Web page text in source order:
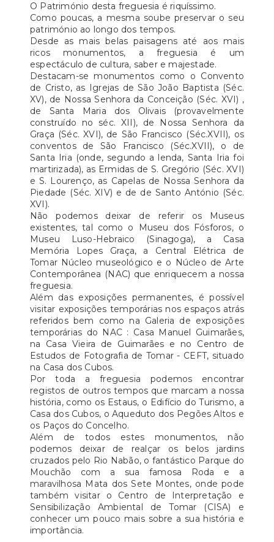
O Património desta freguesia é riquíssimo.
Como poucas, a mesma soube preservar o seu
património ao longo dos tempos.
Desde as mais belas paisagens até aos mais
ricos monumentos, a freguesia é um
espectáculo de cultura, saber e majestade.
Destacam-se monumentos como o Convento
de Cristo, as Igrejas de São João Baptista (Séc.
XV), de Nossa Senhora da Conceição (Séc. XVI) ,
de Santa Maria dos Olivais (provavelmente
construído no séc. XII), de Nossa Senhora da
Graça (Séc. XVI), de São Francisco (Séc.XVII), os
conventos de São Francisco (Séc.XVII), o de
Santa Iria (onde, segundo a lenda, Santa Iria foi
martirizada), as Ermidas de S. Gregório (Séc. XVI)
e S. Lourenço, as Capelas de Nossa Senhora da
Piedade (Séc. XIV) e de de Santo António (Séc.
XVI).
Não podemos deixar de referir os Museus
existentes, tal como o Museu dos Fósforos, o
Museu Luso-Hebraico (Sinagoga), a Casa
Memória Lopes Graça, a Central Elétrica de
Tomar Núcleo museológico e o Núcleo de Arte
Contemporânea (NAC) que enriquecem a nossa
freguesia.
Além das exposições permanentes, é possível
visitar exposições temporárias nos espaços atrás
referidos bem como na Galeria de exposições
temporárias do NAC : Casa Manuel Guimarães,
na Casa Vieira de Guimarães e no Centro de
Estudos de Fotografia de Tomar - CEFT, situado
na Casa dos Cubos.
Por toda a freguesia podemos encontrar
registos de outros tempos que marcam a nossa
história, como os Estaus, o Edifício do Turismo, a
Casa dos Cubos, o Aqueduto dos Pegões Altos e
os Paços do Concelho.
Além de todos estes monumentos, não
podemos deixar de realçar os belos jardins
cruzados pelo Rio Nabão, o fantástico Parque do
Mouchão com a sua famosa Roda e a
maravilhosa Mata dos Sete Montes, onde pode
também visitar o Centro de Interpretação e
Sensibilização Ambiental de Tomar (CISA) e
conhecer um pouco mais sobre a sua história e
importância.